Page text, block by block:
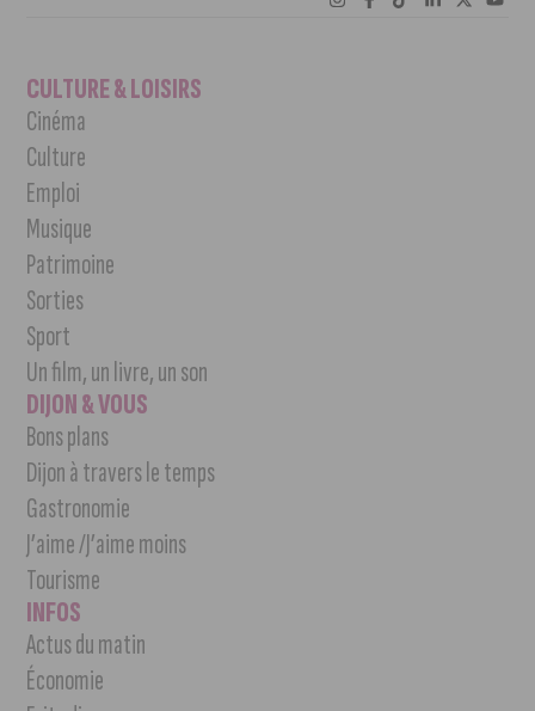
CULTURE & LOISIRS
Cinéma
Culture
Emploi
Musique
Patrimoine
Sorties
Sport
Un film, un livre, un son
DIJON & VOUS
Bons plans
Dijon à travers le temps
Gastronomie
J’aime /J’aime moins
Tourisme
INFOS
Actus du matin
Économie